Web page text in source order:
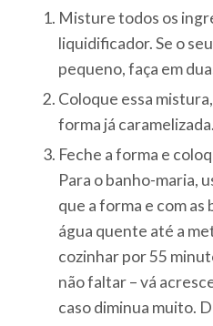
Misture todos os
liquidificador. Se o
pequeno, faça em
Coloque essa
forma já caramelizada.
Feche a forma e
Para o banho-maria,
que a forma e com as
água quente até a
cozinhar por 55
não faltar – vá
caso diminua muito.